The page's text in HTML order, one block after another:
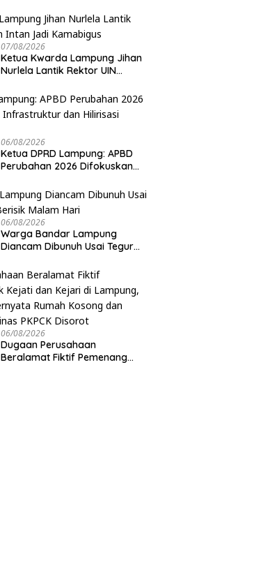
07/08/2026
Ketua Kwarda Lampung Jihan
Nurlela Lantik Rektor UIN
06/08/2026
Ketua DPRD Lampung: APBD
Perubahan 2026 Difokuskan
Hilirisasi Pertanian
06/08/2026
Warga Bandar Lampung
Diancam Dibunuh Usai Tegur
06/08/2026
Dugaan Perusahaan
Beralamat Fiktif Pemenang